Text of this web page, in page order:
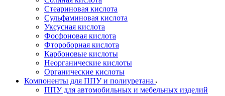
Стеариновая кислота
Сульфаминовая кислота
Уксусная кислота
Фосфоновая кислота
Фтороборная кислота
Карбоновые кислоты
Неорганические кислоты
Органические кислоты
Компоненты для ППУ и полиуретана
ППУ для автомобильных и мебельных изделий